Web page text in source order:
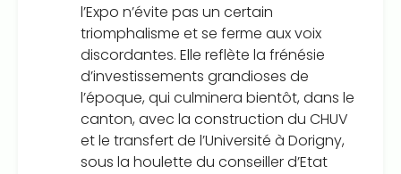
l’Expo n’évite pas un certain
triomphalisme et se ferme aux voix
discordantes. Elle reflète la frénésie
d’investissements grandioses de
l’époque, qui culminera bientôt, dans le
canton, avec la construction du CHUV
et le transfert de l’Université à Dorigny,
sous la houlette du conseiller d’Etat